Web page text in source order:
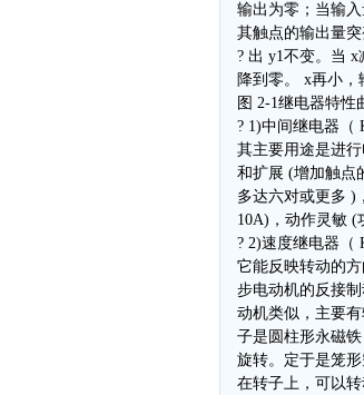
输出为零；当输
其触点的输出量
? 出 y1不变。当
降到零。 x再小，
图 2-1继电器特性
? 1)中间继电器（
其主要用途是进
和扩展 (增加触点
多达六对或更多 )
10A)，动作灵敏 (
? 2)速度继电器（
它能反映转动的
步电动机的反接
动机类似，主要
子是圆柱形永磁
旋转。定于是笼
在转子上，可以